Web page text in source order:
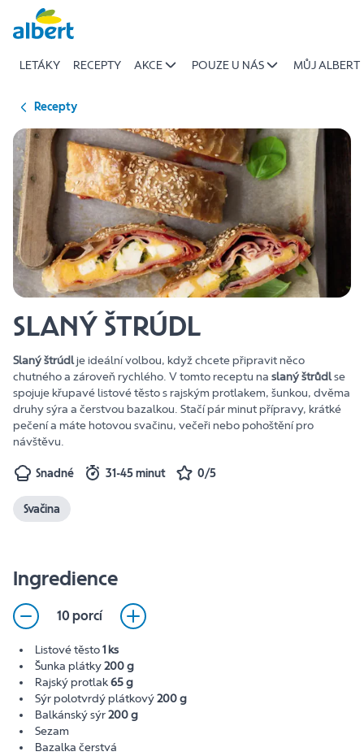
Přeskočit
LETÁKY RECEPTY AKCE POUZE U NÁS MŮJ ALBERT
Recepty
SLANÝ ŠTRÚDL
Slaný štrúdlje ideální volbou, když chcete připravit něco
chutného a zároveň rychlého. V tomto receptu na slaný štrůdlse
spojuje křupavé listové těsto s rajským protlakem, šunkou, dvěma
druhy sýra a čerstvou bazalkou. Stačí pár minut přípravy, krátké
pečení a máte hotovou svačinu, večeři nebo pohoštění pro
návštěvu.
Snadné 31-45 minut 0/5
Svačina
Ingredience
10 porcí
Listové těsto1 ks
Šunka plátky200 g
Rajský protlak65 g
Sýr polotvrdý plátkový200 g
Balkánský sýr200 g
Sezam
Bazalka čerstvá